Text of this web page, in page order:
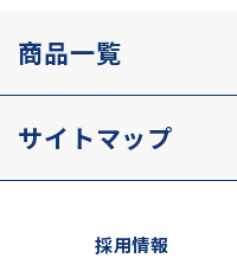
商品一覧
サイトマップ
採用情報